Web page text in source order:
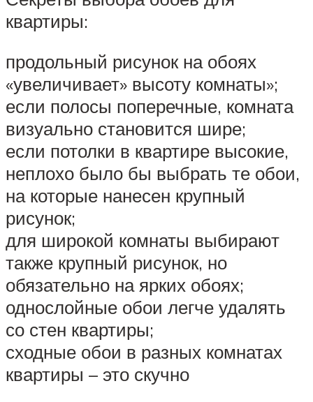
квартиры:
продольный рисунок на обоях
«увеличивает» высоту комнаты»;
если полосы поперечные, комната
визуально становится шире;
если потолки в квартире высокие,
неплохо было бы выбрать те обои,
на которые нанесен крупный
рисунок;
для широкой комнаты выбирают
также крупный рисунок, но
обязательно на ярких обоях;
однослойные обои легче удалять
со стен квартиры;
сходные обои в разных комнатах
квартиры – это скучно